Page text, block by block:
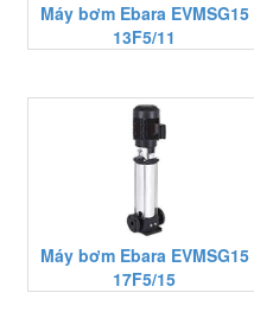
Máy bơm Ebara EVMSG15
13F5/11
Máy bơm Ebara EVMSG15
17F5/15